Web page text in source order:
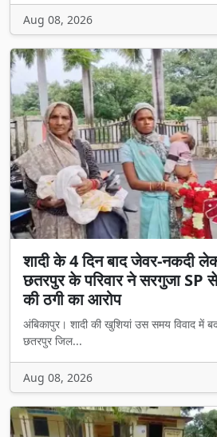
Aug 08, 2026
शादी के 4 दिन बाद जेवर-नकदी
छतरपुर के परिवार ने सरगुजा SP
की ठगी का आरोप
अंबिकापुर। शादी की खुशियां उस समय विवाद में
छतरपुर जिल...
Aug 08, 2026